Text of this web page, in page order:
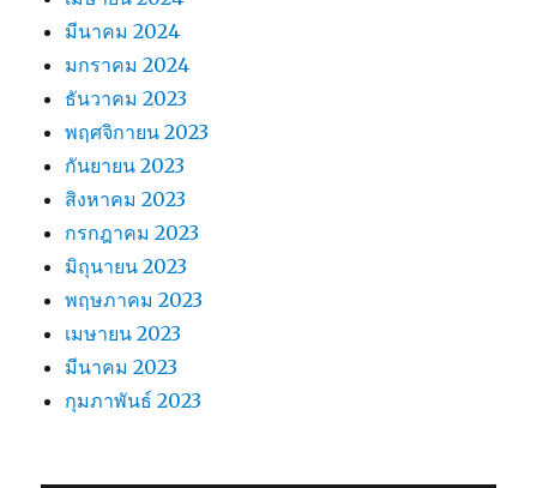
มีนาคม 2024
มกราคม 2024
ธันวาคม 2023
พฤศจิกายน 2023
กันยายน 2023
สิงหาคม 2023
กรกฎาคม 2023
มิถุนายน 2023
พฤษภาคม 2023
เมษายน 2023
มีนาคม 2023
กุมภาพันธ์ 2023